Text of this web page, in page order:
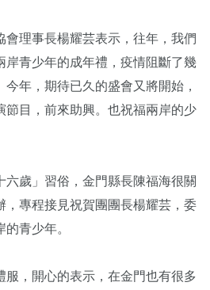
會理事長楊耀芸表示，往年，我們
岸青少年的成年禮，疫情阻斷了幾
年，期待已久的盛會又將開始，
節目，前來助興。也祝福兩岸的少
六歲」習俗，金門縣長陳福海很關
，專程接見祝賀團團長楊耀芸，委
青少年。
服，開心的表示，在金門也有很多